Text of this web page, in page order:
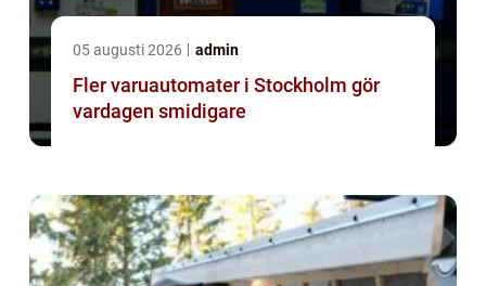
05 augusti 2026 admin
Fler varuautomater i Stockholm gör
vardagen smidigare